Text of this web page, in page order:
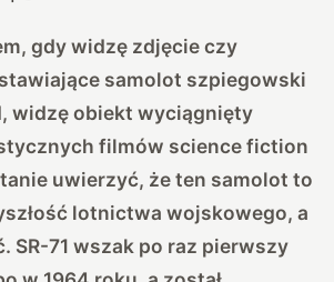
gdy widzę zdjęcie czy
samolot szpiegowski
widzę obiekt wyciągnięty
filmów science fiction
uwierzyć, że ten samolot to
lotnictwa wojskowego, a
SR-71 wszak po raz pierwszy